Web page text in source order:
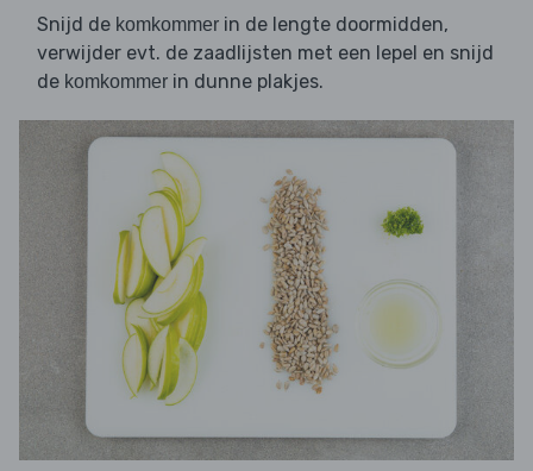
Snijd de komkommer in de lengte doormidden,
verwijder evt. de zaadlijsten met een lepel en snijd
de komkommer in dunne plakjes.